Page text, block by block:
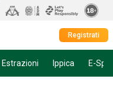
Registrati
Estrazioni Ippica E-